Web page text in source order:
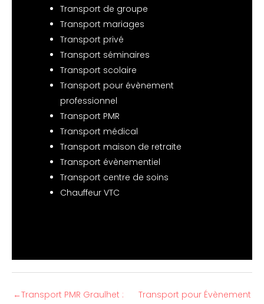
Transport de groupe
Transport mariages
Transport privé
Transport séminaires
Transport scolaire
Transport pour évènement
professionnel
Transport PMR
Transport médical
Transport maison de retraite
Transport évènementiel
Transport centre de soins
Chauffeur VTC
←Transport PMR Graulhet :
Transport pour Évènement